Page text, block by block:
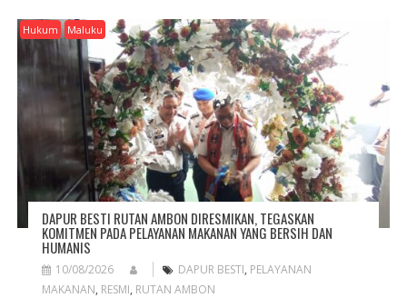
Hukum Maluku
DAPUR BESTI RUTAN AMBON DIRESMIKAN, TEGASKAN
KOMITMEN PADA PELAYANAN MAKANAN YANG BERSIH DAN
HUMANIS
10/08/2026 DAPUR BESTI, PELAYANAN
MAKANAN, RESMI, RUTAN AMBON